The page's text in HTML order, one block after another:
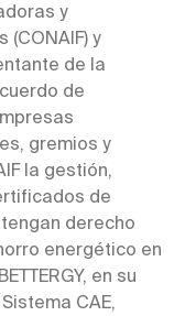
y
(CONAIF) y
de la
de
gremios y
la gestión,
de
derecho
energético en
en su
CAE,